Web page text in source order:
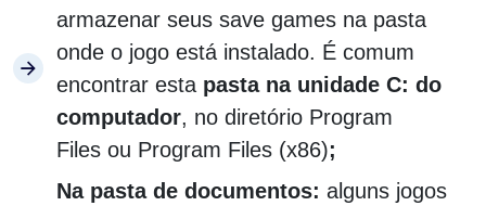
armazenar seus save games na pasta
onde o jogo está instalado. É comum
encontrar esta pasta na unidade C: do
computador, no diretório Program
Files ou Program Files (x86);
Na pasta de documentos: alguns jogos